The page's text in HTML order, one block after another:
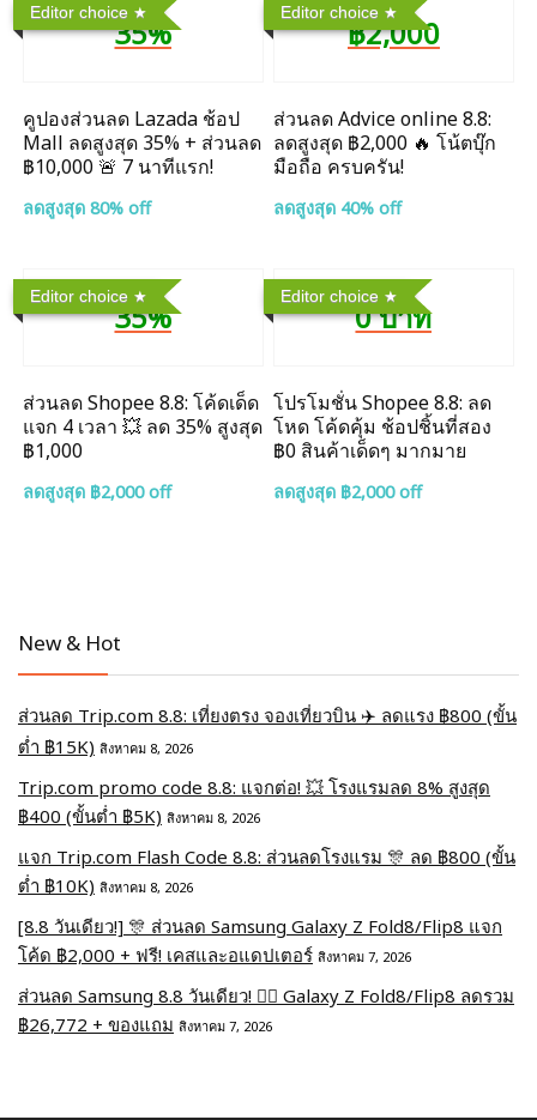
Editor choice
35%
คูปองส่วนลด Lazada ช้อป
Mall ลดสูงสุด 35% + ส่วนลด
฿10,000 🚨 7 นาทีแรก!
ลดสูงสุด 80% off
Editor choice
฿2,000
ส่วนลด Advice online 8.8:
ลดสูงสุด ฿2,000 🔥 โน้ตบุ๊ก
มือถือ ครบครัน!
ลดสูงสุด 40% off
Editor choice
35%
ส่วนลด Shopee 8.8: โค้ดเด็ด
แจก 4 เวลา 💥 ลด 35% สูงสุด
฿1,000
ลดสูงสุด ฿2,000 off
Editor choice
0 บาท
โปรโมชั่น Shopee 8.8: ลด
โหด โค้ดคุ้ม ช้อปชิ้นที่สอง
฿0 สินค้าเด็ดๆ มากมาย
ลดสูงสุด ฿2,000 off
New & Hot
ส่วนลด Trip.com 8.8: เที่ยงตรง จองเที่ยวบิน ✈️ ลดแรง ฿800 (ขั้น
ต่ำ ฿15K) สิงหาคม 8, 2026
Trip.com promo code 8.8: แจกต่อ! 💥 โรงแรมลด 8% สูงสุด
฿400 (ขั้นต่ำ ฿5K) สิงหาคม 8, 2026
แจก Trip.com Flash Code 8.8: ส่วนลดโรงแรม 🎊 ลด ฿800 (ขั้น
ต่ำ ฿10K) สิงหาคม 8, 2026
[8.8 วันเดียว!] 🎊 ส่วนลด Samsung Galaxy Z Fold8/Flip8 แจก
โค้ด ฿2,000 + ฟรี! เคสและอแดปเตอร์ สิงหาคม 7, 2026
ส่วนลด Samsung 8.8 วันเดียว! ❤️‍🔥 Galaxy Z Fold8/Flip8 ลดรวม
฿26,772 + ของแถม สิงหาคม 7, 2026